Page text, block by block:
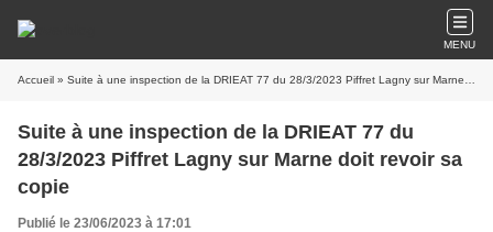
MENU
Accueil » Suite à une inspection de la DRIEAT 77 du 28/3/2023 Piffret Lagny sur Marne doit revoir sa copie
Suite à une inspection de la DRIEAT 77 du
28/3/2023 Piffret Lagny sur Marne doit revoir sa
copie
Publié le 23/06/2023 à 17:01